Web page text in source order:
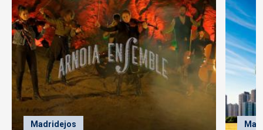
Madridejos